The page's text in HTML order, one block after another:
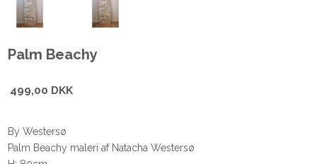
Palm Beachy
499,00 DKK
By Westersø
Palm Beachy maleri af Natacha Westersø